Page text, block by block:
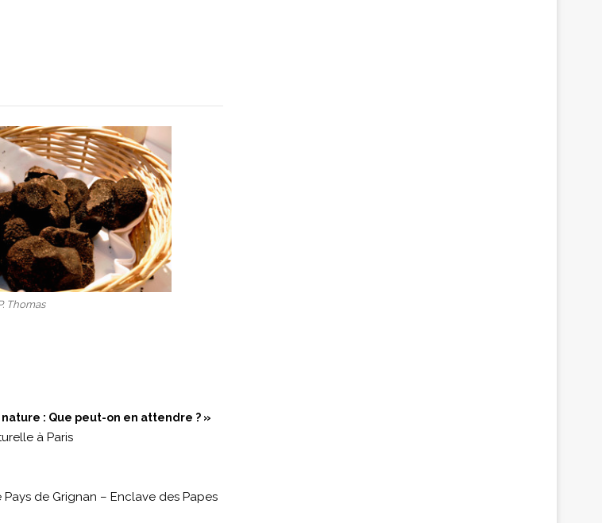
Thomas
: Que peut-on en attendre ? »
à Paris
de Grignan – Enclave des Papes